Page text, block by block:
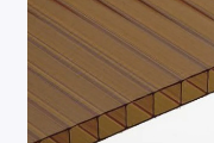
Толщина UV слоя
60 микрон
Крепление
На термошайбы